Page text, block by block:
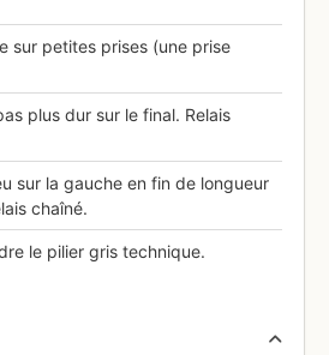
sur petites prises (une prise
plus dur sur le final. Relais
sur la gauche en fin de longueur
chaîné.
le pilier gris technique.